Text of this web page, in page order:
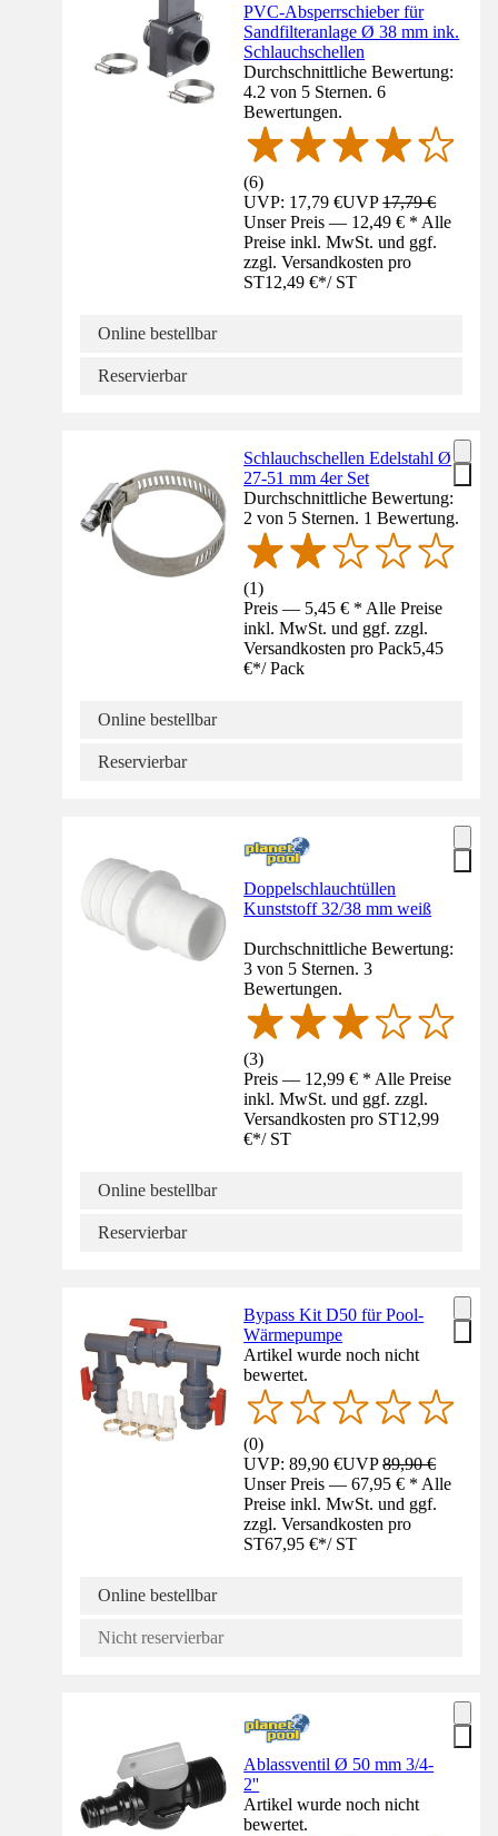
PVC-Absperrschieber für
Sandfilteranlage Ø 38 mm ink.
Schlauchschellen
Durchschnittliche Bewertung:
4.2 von 5 Sternen. 6
Bewertungen.
(6)
UVP: 17,79 €UVP17,79 €
Unser Preis — 12,49 € * Alle
Preise inkl. MwSt. und ggf.
zzgl. Versandkosten pro
ST12,49 €*/ ST
Online bestellbar
Reservierbar
Schlauchschellen Edelstahl Ø
27-51 mm 4er Set
Durchschnittliche Bewertung:
2 von 5 Sternen. 1 Bewertung.
(1)
Preis — 5,45 € * Alle Preise
inkl. MwSt. und ggf. zzgl.
Versandkosten pro Pack5,45
€*/ Pack
Online bestellbar
Reservierbar
Doppelschlauchtüllen
Kunststoff 32/38 mm weiß
Durchschnittliche Bewertung:
3 von 5 Sternen. 3
Bewertungen.
(3)
Preis — 12,99 € * Alle Preise
inkl. MwSt. und ggf. zzgl.
Versandkosten pro ST12,99
€*/ ST
Online bestellbar
Reservierbar
Bypass Kit D50 für Pool-
Wärmepumpe
Artikel wurde noch nicht
bewertet.
(0)
UVP: 89,90 €UVP89,90 €
Unser Preis — 67,95 € * Alle
Preise inkl. MwSt. und ggf.
zzgl. Versandkosten pro
ST67,95 €*/ ST
Online bestellbar
Nicht reservierbar
Ablassventil Ø 50 mm 3/4-
2''
Artikel wurde noch nicht
bewertet.